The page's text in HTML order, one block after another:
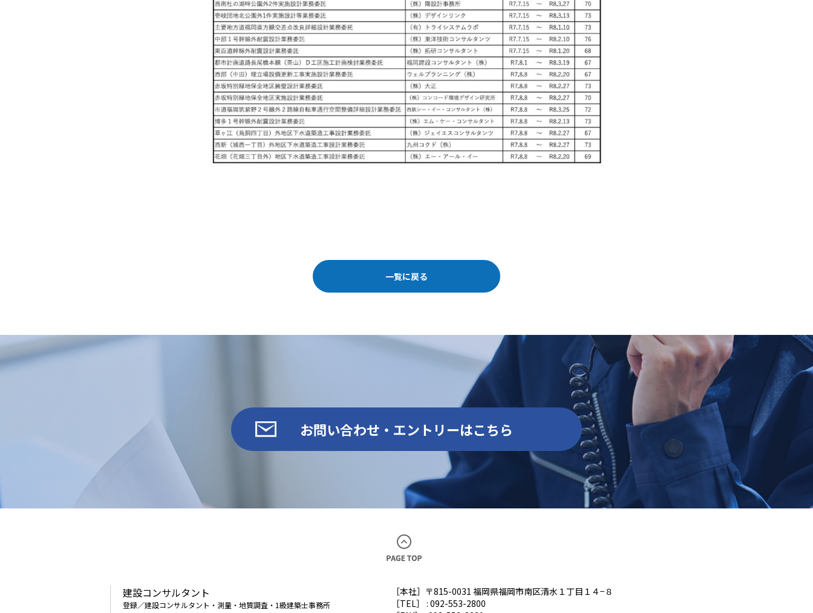
一覧に戻る
お問い合わせ・エントリーはこちら
建設コンサルタント
登録／建設コンサルタント・測量・地質調査・1級建築士事務所
［本社］〒815-0031 福岡県福岡市南区清水１丁目１４−８
［TEL］ : 092-553-2800